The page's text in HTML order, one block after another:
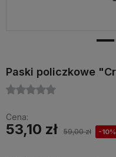
Paski policzkowe
Cena:
53,10 zł 59,00 zł -10%